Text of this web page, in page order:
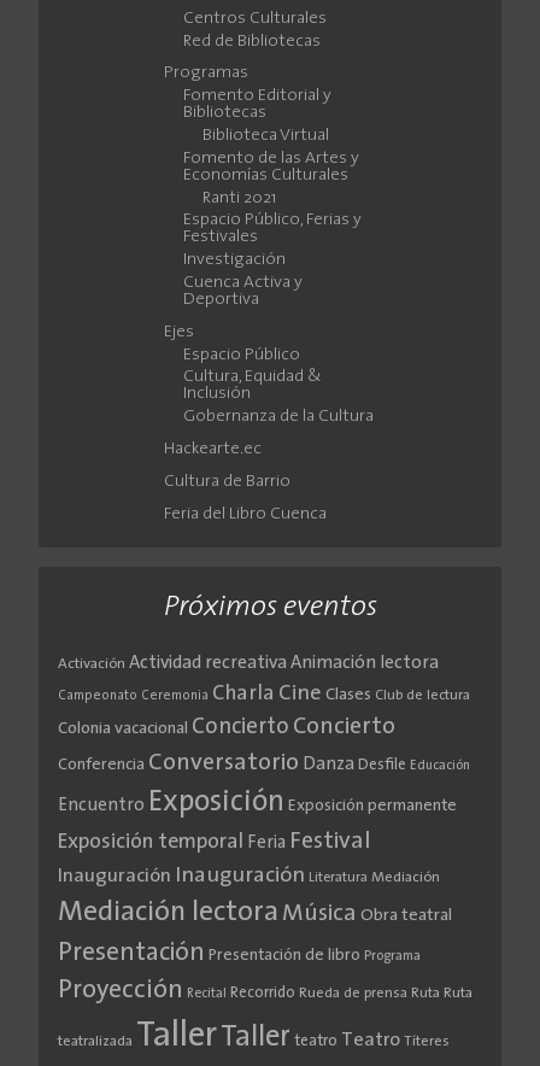
Centros Culturales
Red de Bibliotecas
Programas
Fomento Editorial y
Bibliotecas
Biblioteca Virtual
Fomento de las Artes y
Economías Culturales
Ranti 2021
Espacio Público, Ferias y
Festivales
Investigación
Cuenca Activa y
Deportiva
Ejes
Espacio Público
Cultura, Equidad &
Inclusión
Gobernanza de la Cultura
Hackearte.ec
Cultura de Barrio
Feria del Libro Cuenca
Próximos eventos
Activación Actividad recreativa Animación lectora
Campeonato Ceremonia Charla Cine Clases Club de lectura
Colonia vacacional Concierto Concierto
Conferencia Conversatorio Danza Desfile Educación
Encuentro Exposición Exposición permanente
Exposición temporal Feria Festival
Inauguración Inauguración Literatura Mediación
Mediación lectora Música Obra teatral
Presentación Presentación de libro Programa
Proyección Recital Recorrido Rueda de prensa Ruta Ruta
teatralizada Taller Taller teatro Teatro Títeres